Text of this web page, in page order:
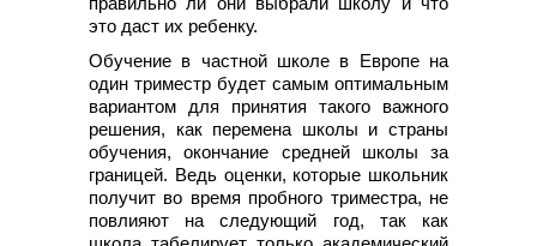
это даст их ребенку.
Обучение в частной школе в Европе на
один триместр будет самым оптимальным
вариантом для принятия такого важного
решения, как перемена школы и страны
обучения, окончание средней школы за
границей. Ведь оценки, которые школьник
получит во время пробного триместра, не
повлияют на следующий год, так как